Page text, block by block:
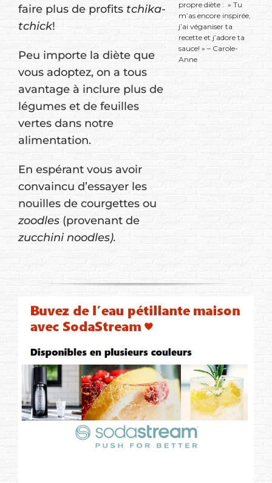
faire plus de profits tchika-
tchick!
Peu importe la diète que
vous adoptez, on a tous
avantage à inclure plus de
légumes et de feuilles
vertes dans notre
alimentation.
En espérant vous avoir
convaincu d’essayer les
nouilles de courgettes ou
zoodles (provenant de
zucchini noodles).
propre diète : » Tu
m’as encore inspirée,
j’ai véganiser ta
recette et j’adore ta
sauce! » – Carole-
Anne